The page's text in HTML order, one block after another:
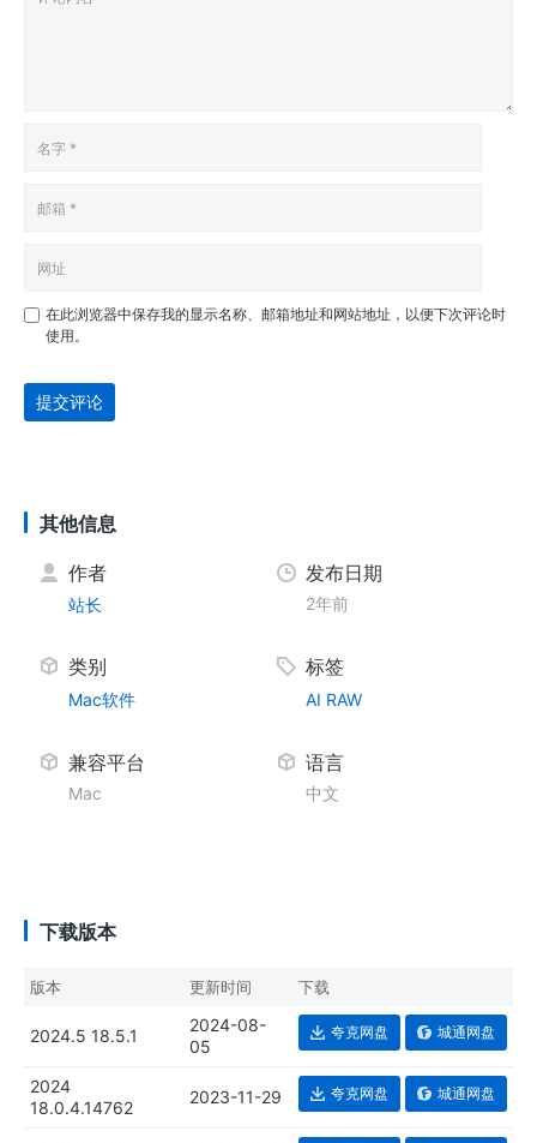
在此浏览器中保存我的显示名称、邮箱地址和网站地址，以便下次评论时
使用。
提交评论
其他信息
作者
站长
发布日期
2年前
类别
Mac软件
标签
AI RAW
兼容平台
Mac
语言
中文
下载版本
版本 更新时间 下载
2024.5 18.5.1
2024-08-
05
夸克网盘 城通网盘
2024
18.0.4.14762
2023-11-29 夸克网盘 城通网盘